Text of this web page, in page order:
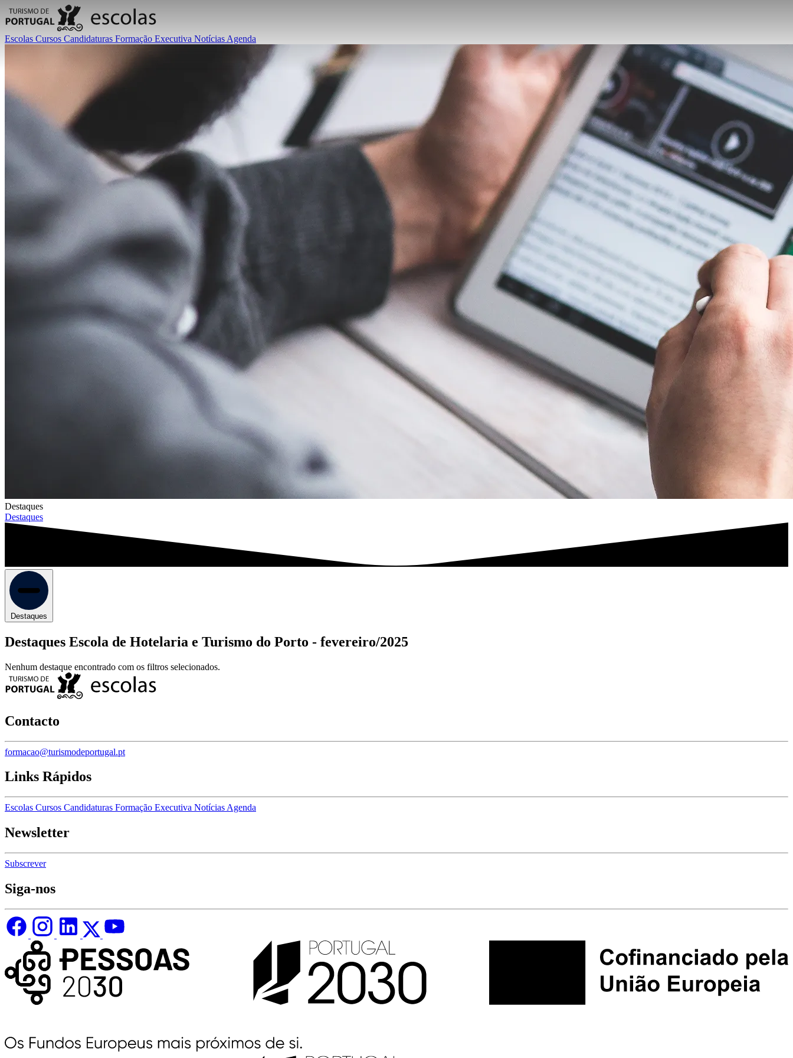
Escolas Cursos Candidaturas Formação Executiva Notícias Agenda
Destaques
Destaques
Destaques
Destaques Escola de Hotelaria e Turismo do Porto - fevereiro/2025
Nenhum destaque encontrado com os filtros selecionados.
Contacto
formacao@turismodeportugal.pt
Links Rápidos
Escolas Cursos Candidaturas Formação Executiva Notícias Agenda
Newsletter
Subscrever
Siga-nos